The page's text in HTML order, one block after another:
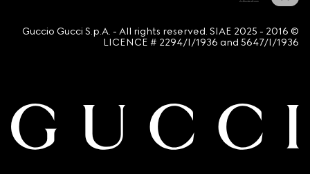
© 2016 - 2025 Guccio Gucci S.p.A. - All rights reserved. SIAE
LICENCE # 2294/I/1936 and 5647/I/1936